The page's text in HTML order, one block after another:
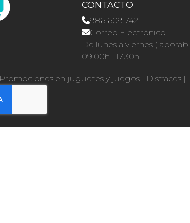
CONTACTO
986 609 742
Correo Electrónico
De lunes a viernes
09.00h · 17.30h
Promociones en juguetes y juegos | Disfraces |